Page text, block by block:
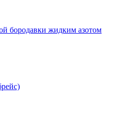
бородавки жидким азотом